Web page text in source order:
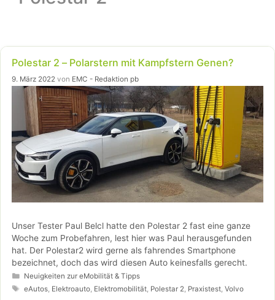
Polestar 2 – Polarstern mit Kampfstern Genen?
9. März 2022 von EMC - Redaktion pb
Unser Tester Paul Belcl hatte den Polestar 2 fast eine ganze
Woche zum Probefahren, lest hier was Paul herausgefunden
hat. Der Polestar2 wird gerne als fahrendes Smartphone
bezeichnet, doch das wird diesen Auto keinesfalls gerecht.
Kategorien
Neuigkeiten zur eMobilität & Tipps
Schlagwörter
eAutos, Elektroauto, Elektromobilität, Polestar 2, Praxistest,Volvo